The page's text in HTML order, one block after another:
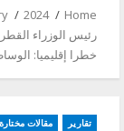
Home
2024
رئيس الوزراء
خطرا إقليميا:
تقارير مقالات مختارة